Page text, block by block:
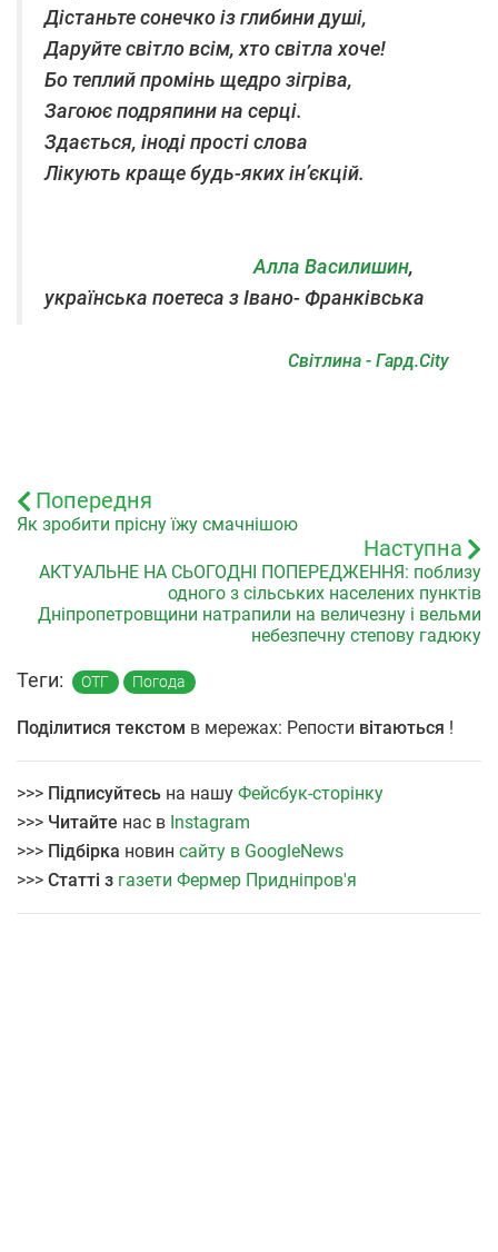
Дістаньте сонечко із глибини душі,
Даруйте світло всім, хто світла хоче!
Бо теплий промінь щедро зігріва,
Загоює подряпини на серці.
Здається, іноді прості слова
Лікують краще будь-яких ін’єкцій.
Алла Василишин,
українська поетеса з Івано- Франківська
Світлина - Гард.City
Попередня
Як зробити прісну їжу смачнішою
Наступна
АКТУАЛЬНЕ НА СЬОГОДНІ ПОПЕРЕДЖЕННЯ: поблизу
одного з сільських населених пунктів
Дніпропетровщини натрапили на величезну і вельми
небезпечну степову гадюку
Теги: ОТГ Погода
Поділитися текстом в мережах: Репости вітаються !
>>> Підписуйтесь на нашу Фейсбук-сторінку
>>> Читайте нас в Instagram
>>> Підбірка новин сайту в GoogleNews
>>> Статті з газети Фермер Придніпров'я